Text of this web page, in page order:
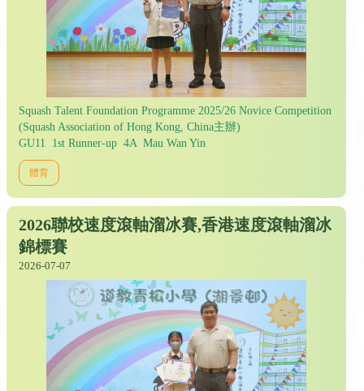
Squash Talent Foundation Programme 2025/26 Novice Competition
(Squash Association of Hong Kong, China主辦)
GU11 1st Runner-up 4A Mau Wan Yin
體育
2026聯校速度滾軸溜冰賽,香港速度滾軸溜冰
錦標賽
2026-07-07